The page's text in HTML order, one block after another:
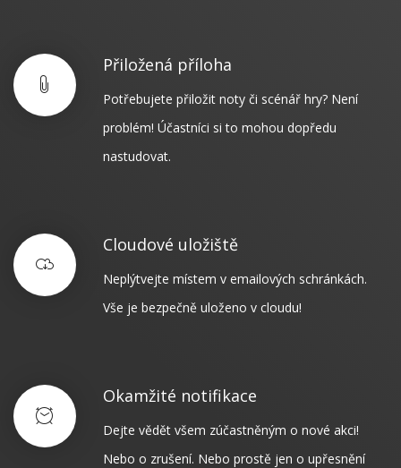
Přiložená příloha
Potřebujete přiložit noty či scénář hry? Není
problém! Účastníci si to mohou dopředu
nastudovat.
Cloudové uložiště
Neplýtvejte místem v emailových schránkách.
Vše je bezpečně uloženo v cloudu!
Okamžité notifikace
Dejte vědět všem zúčastněným o nové akci!
Nebo o zrušení. Nebo prostě jen o upřesnění